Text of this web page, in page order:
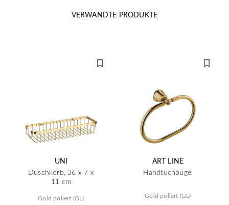
VERWANDTE PRODUKTE
UNI
Duschkorb, 36 x 7 x
11 cm
Gold poliert (GL)
ART LINE
Handtuchbügel
Gold poliert (GL)